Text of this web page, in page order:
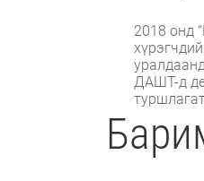
2018 онд
ДАШТ-д